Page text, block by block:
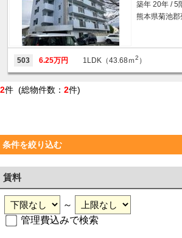
築年 20年 / 5
熊本県菊池
503 6.25万円 1LDK（43.68ｍ2 ）
2件 (総物件数： 2件)
条件を絞り込む
賃料
～
管理費込みで検索